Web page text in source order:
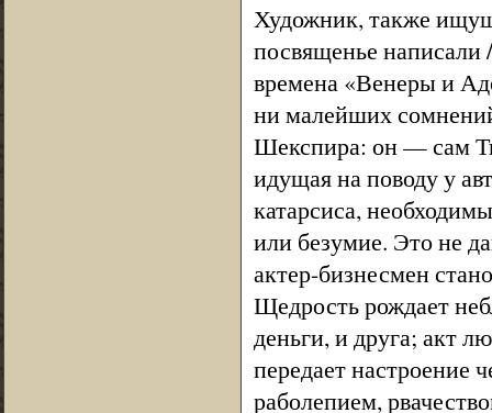
Художник, также
посвященье
времена «Венеры и
ни малейших
Шекспира: он — сам
идущая на поводу у
катарсиса,
или безумие. Это не
актер-бизнесмен
Щедрость рождает
деньги, и друга; акт
передает настроение
раболепием,